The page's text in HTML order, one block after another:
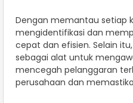
Dengan memantau setiap
mengidentifikasi dan
cepat dan efisien. Selain itu,
sebagai alat untuk
mencegah pelanggaran
perusahaan dan